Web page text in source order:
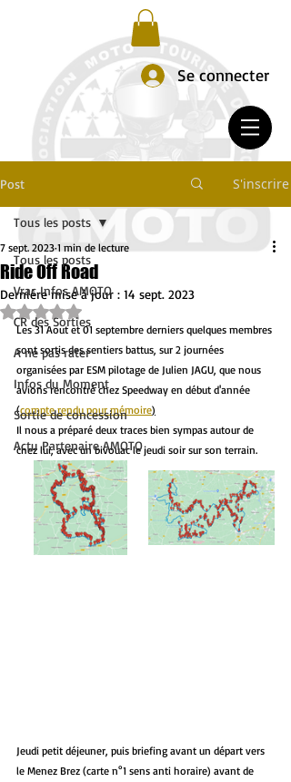
Se connecter
Post S'inscrire
Tous les posts
Vrac Infos AMOTO
CR des Sorties
A ne pas rater
Infos du Moment
Sortie de concession
Actu Partenaire AMOTO
Tous les posts
Ride Off Road
7 sept. 2023 1 min de lecture
Dernière mise à jour : 14 sept. 2023
Noté NaN étoiles sur 5.
Les 31 Aout et 01 septembre derniers quelques membres
sont sortis des sentiers battus, sur 2 journées
organisées par ESM pilotage de Julien JAGU, que nous
avions rencontré chez Speedway en début d'année
(compte rendu pour mémoire)
Il nous a préparé deux traces bien sympas autour de
chez lui, avec un bivouac le jeudi soir sur son terrain.
Jeudi petit déjeuner, puis briefing avant un départ vers
le Menez Brez (carte n°1 sens anti horaire) avant de